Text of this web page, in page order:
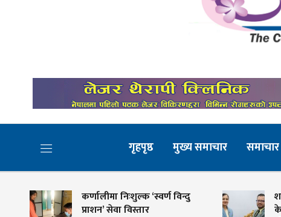
गृहपृष्ठ मुख्य समाचार समाचार
कर्णालीमा निःशुल्क ‘स्वर्ण विन्दु
प्राशन’ सेवा विस्तार